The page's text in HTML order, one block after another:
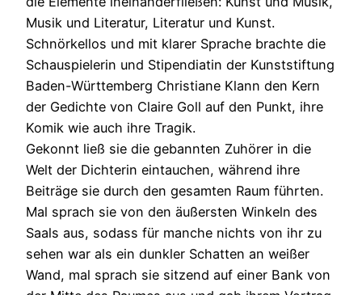
Musik und Literatur, Literatur und Kunst.
Schnörkellos und mit klarer Sprache brachte die
Schauspielerin und Stipendiatin der Kunststiftung
Baden-Württemberg Christiane Klann den Kern
der Gedichte von Claire Goll auf den Punkt, ihre
Komik wie auch ihre Tragik.
Gekonnt ließ sie die gebannten Zuhörer in die
Welt der Dichterin eintauchen, während ihre
Beiträge sie durch den gesamten Raum führten.
Mal sprach sie von den äußersten Winkeln des
Saals aus, sodass für manche nichts von ihr zu
sehen war als ein dunkler Schatten an weißer
Wand, mal sprach sie sitzend auf einer Bank von